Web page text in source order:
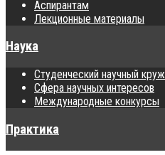
Аспирантам
Лекционные материалы
Наука
Студенческий научный
Сфера научных интересов
Международные конкурсы
Практика